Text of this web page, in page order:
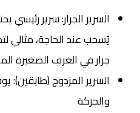
السرير الجرار: سرير
يُسحب عند الحاجة، مثالي
جرار في الغرف الصغيرة
السرير المزدوج (طابقين):
والحركة